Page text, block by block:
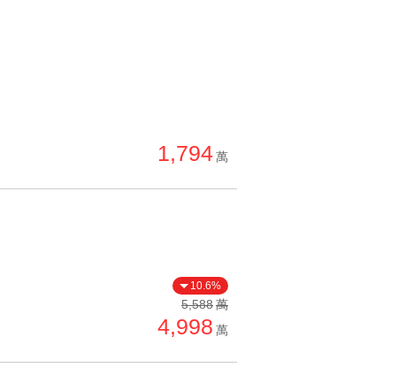
1,794萬
10.6%
5,588萬
4,998 萬